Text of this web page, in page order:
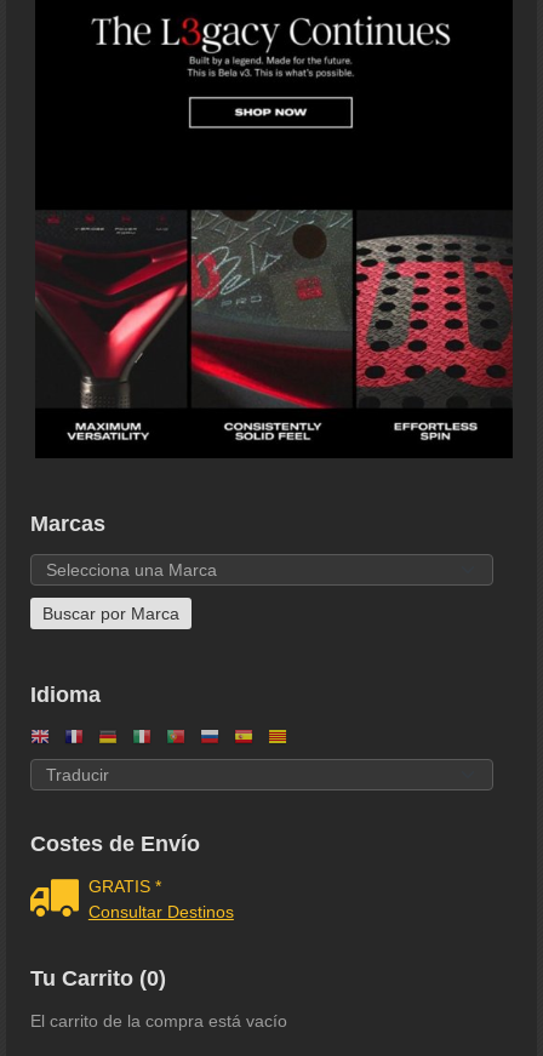
Marcas
Idioma
Costes de Envío
GRATIS *
Consultar Destinos
Tu Carrito (0)
El carrito de la compra está vacío